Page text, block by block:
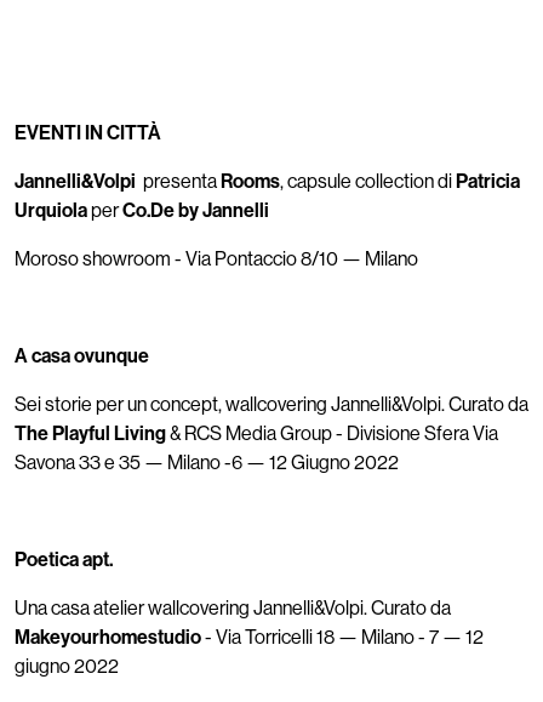
EVENTI IN CITTÀ
Jannelli&Volpi presentaRooms, capsule collection diPatricia
UrquiolaperCo.De by Jannelli
Moroso showroom - Via Pontaccio 8/10 — Milano
A casa ovunque
Sei storie per un concept, wallcovering Jannelli&Volpi. Curato da
The Playful Living& RCS Media Group - Divisione Sfera Via
Savona 33 e 35 — Milano -6 — 12 Giugno 2022
Poetica apt.
Una casa atelier wallcovering Jannelli&Volpi. Curato da
Makeyourhomestudio- Via Torricelli 18 — Milano - 7 — 12
giugno 2022